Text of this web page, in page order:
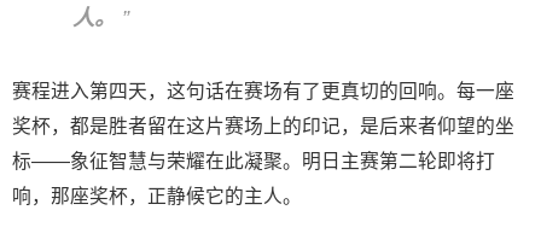
人。
”
赛程进入第四天，这句话在赛场有了更真切的回响。每一座
奖杯，都是胜者留在这片赛场上的印记，是后来者仰望的坐
标——象征智慧与荣耀在此凝聚。明日主赛第二轮即将打
响，那座奖杯，正静候它的主人。